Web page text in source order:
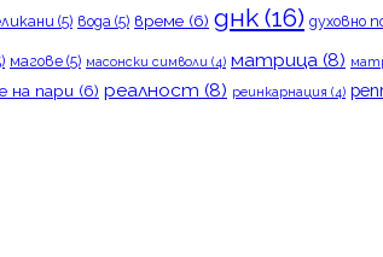
(5) вода (5) време (6) днк (16) духовно
магове (5) масонски символи (4) матрица (8)
на пари (6) реалност (8) реинкарнация (4)